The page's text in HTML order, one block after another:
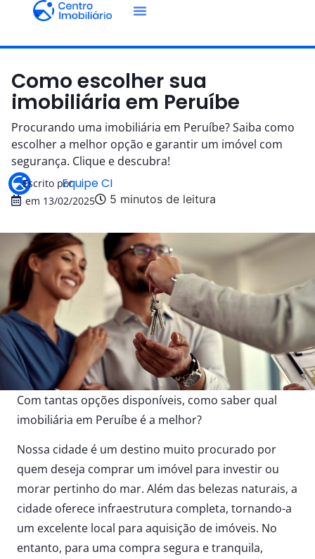
Como escolher sua
imobiliária em Peruíbe
Procurando uma imobiliária em Peruíbe? Saiba como
escolher a melhor opção e garantir um imóvel com
segurança. Clique e descubra!
Escrito porEquipe CI
em 13/02/2025 5 minutos de leitura
Com tantas opções disponíveis, como saber qual
imobiliária em Peruíbe é a melhor?
Nossa cidade é um destino muito procurado por
quem deseja comprar um imóvel para investir ou
morar pertinho do mar. Além das belezas naturais, a
cidade oferece infraestrutura completa, tornando-a
um excelente local para aquisição de imóveis. No
entanto, para uma compra segura e tranquila,